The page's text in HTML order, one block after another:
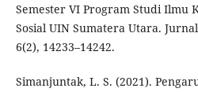
Semester VI Program Studi Ilmu
Sosial UIN Sumatera Utara.
6(2), 14233–14242.
Simanjuntak, L. S. (2021).